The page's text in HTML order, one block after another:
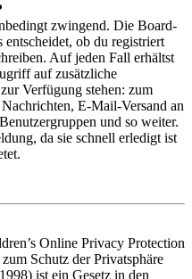
zwingend. Die Board-
ob du registriert
Auf jeden Fall erhältst
auf zusätzliche
Verfügung stehen: zum
E-Mail-Versand an
und so weiter.
da sie schnell erledigt ist
Online Privacy Protection
Schutz der Privatsphäre
ist ein Gesetz in den